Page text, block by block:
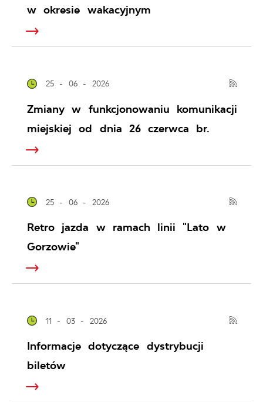
w okresie wakacyjnym
25 - 06 - 2026
Zmiany w funkcjonowaniu komunikacji
miejskiej od dnia 26 czerwca br.
25 - 06 - 2026
Retro jazda w ramach linii "Lato w
Gorzowie"
11 - 03 - 2026
Informacje dotyczące dystrybucji
biletów